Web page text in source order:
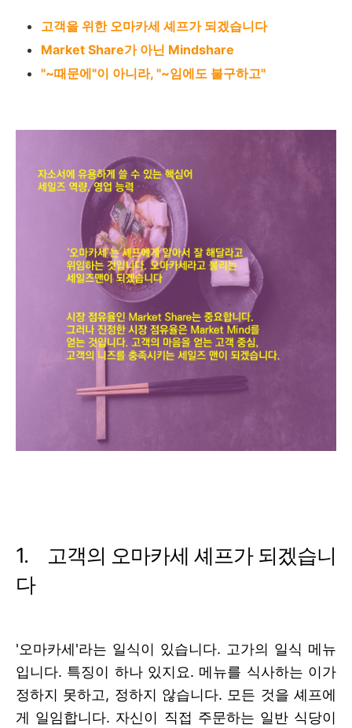
고객을 위한 오마카세 셰프가 되겠습니다
Market Share가 아닌 Mindshare
"~때문에"이 아니라, "~임에도 불구하고"
1. 고객의 오마카세 셰프가 되겠습니
다
'오마카세'라는 일식이 있습니다. 고가의 일식 메뉴
입니다. 특징이 하나 있지요. 메뉴를 식사하는 이가
정하지 못하고, 정하지 않습니다. 모든 것을 셰프에
게 일임합니다. 자신이 직접 주문하는 일반 식당이